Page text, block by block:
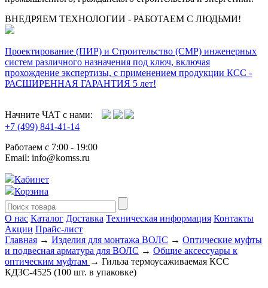
ВНЕДРЯЕМ ТЕХНОЛОГИИ - РАБОТАЕМ С ЛЮДЬМИ!
Проектирование (ПИР) и Cтроительство (СМР) инженерных
систем различного назначения под ключ, включая
прохождение экспертизы, с применением продукции КСС -
РАСШИРЕННАЯ ГАРАНТИЯ 5 лет!
Начните ЧАТ с нами:
+7 (499) 841-41-14
Работаем с 7:00 - 19:00
Email: info@komss.ru
Кабинет
Корзина
О нас Каталог Доставка Техническая информация Контакты
Акции Прайс-лист
Главная → Изделия для монтажа ВОЛС → Оптические муфты
и подвесная арматура для ВОЛС → Общие аксессуары к
оптическим муфтам → Гильза термоусаживаемая КСС
КДЗС-4525 (100 шт. в упаковке)